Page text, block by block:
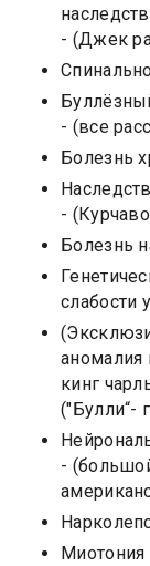
- (Джек
- (все
Болезнь
-
Болезнь
слабости
аномалия
кинг
("Булли“-
-
Миотония